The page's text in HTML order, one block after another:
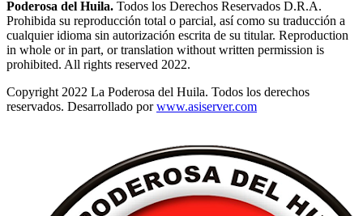
Poderosa del Huila. Todos los Derechos Reservados D.R.A.
Prohibida su reproducción total o parcial, así como su traducción a
cualquier idioma sin autorización escrita de su titular. Reproduction
in whole or in part, or translation without written permission is
prohibited. All rights reserved 2022.
Copyright 2022 La Poderosa del Huila. Todos los derechos
reservados. Desarrollado porwww.asiserver.com